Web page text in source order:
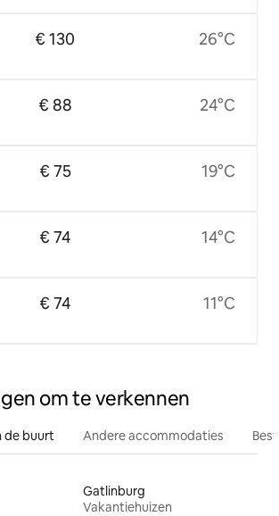
€ 130
€ 88
€ 75
€ 74
€ 74
26°C
24°C
19°C
14°C
11°C
om te verkennen
de buurt Andere accommodaties
Gatlinburg
Vakantiehuizen